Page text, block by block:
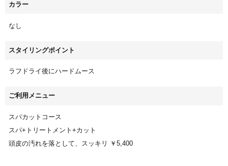
カラー
なし
スタイリングポイント
ラフドライ後にハードムース
ご利用メニュー
スパカットコース
スパ+トリートメント+カット
頭皮の汚れを落として、スッキリ ￥5,400